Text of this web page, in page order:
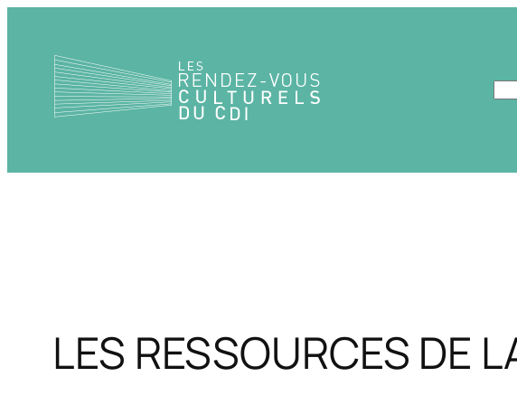
contenu
LES RESSOURCES DE